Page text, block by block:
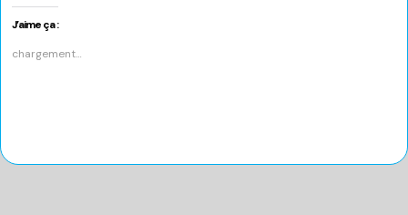
Facebook(ouvre
dans
une
fenêtre)
J’aime ça :
chargement…